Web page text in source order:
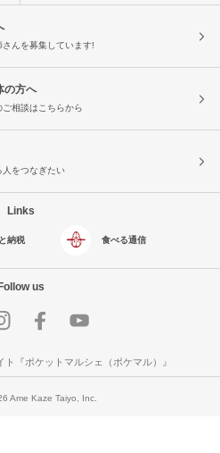
さんを募集しています!
の方へ
ご相談はこちらから
人をつなぎたい
Links
納税 食べる通信
Follow us
『ポケットマルシェ（ポケマル）』
Ame Kaze Taiyo, Inc.